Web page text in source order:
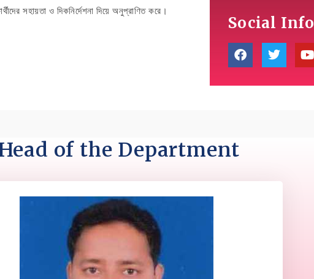
সহায়তা ও দিকনির্দেশনা দিয়ে অনুপ্রাণিত করে।
Social Info
of the Department